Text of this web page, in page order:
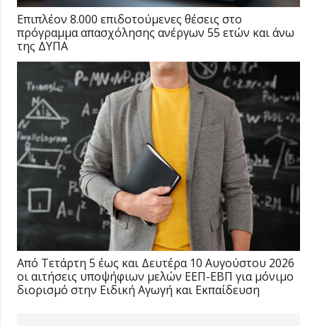
Επιπλέον 8.000 επιδοτούμενες θέσεις στο
πρόγραμμα απασχόλησης ανέργων 55 ετών και άνω
της ΔΥΠΑ
Από Τετάρτη 5 έως και Δευτέρα 10 Αυγούστου 2026
οι αιτήσεις υποψήφιων μελών ΕΕΠ-ΕΒΠ για μόνιμο
διορισμό στην Ειδική Αγωγή και Εκπαίδευση